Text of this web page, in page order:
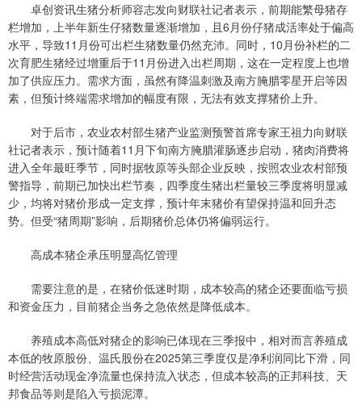
卓创资讯生猪分析师容志发向财联社记者表示，前期能繁母猪存
栏增加，上半年新生仔猪数量逐渐增加，且6月份仔猪成活率处于偏高
水平，导致11月份可出栏生猪数量仍然充沛。同时，10月份补栏的二
次育肥生猪经过增重后于11月份进入出栏周期，这在一定程度上也增
加了供应压力。需求方面，虽然有降温刺激及南方腌腊零星开启等因
素，但预计终端需求增加的幅度有限，无法有效支撑猪价上升。
对于后市，农业农村部生猪产业监测预警首席专家王祖力向财联
社记者表示，预计随着11月下旬南方腌腊灌肠逐步启动，猪肉消费将
进入全年最旺季节，同时据牧原等头部企业反映，按照农业农村部预
警指导，前期已加快出栏节奏，四季度生猪出栏量较三季度将明显减
少，均将对猪价形成一定支撑，预计年末猪价有望保持温和回升态
势。但受“猪周期”影响，后期猪价总体仍将偏弱运行。
高成本猪企承压明显高忆管理
需要注意的是，在猪价低迷时期，成本较高的猪企还要面临亏损
和资金压力，目前猪企当务之急依然是降低成本。
养殖成本高低对猪企的影响已体现在三季报中，相对而言养殖成
本低的牧原股份、温氏股份在2025第三季度仅是净利润同比下滑，同
时经营活动现金净流量也保持流入状态，但成本较高的正邦科技、天
邦食品等则是陷入亏损泥潭。